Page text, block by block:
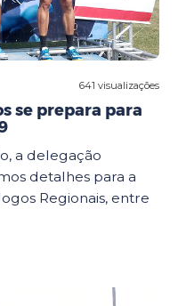
641 visualizações
se prepara para
a delegação
detalhes para a
Regionais, entre